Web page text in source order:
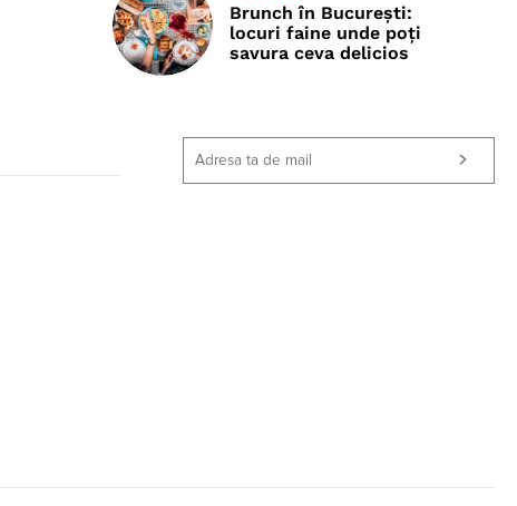
Brunch în București:
locuri faine unde poţi
savura ceva delicios